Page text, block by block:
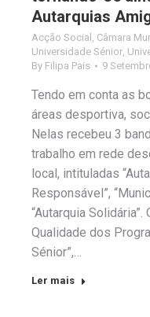
Autarquias
Acção Social , Câmara
Universidade Sénior,
By Filipa Pais 9
Tendo em conta as
áreas desportiva,
Nelas recebeu 3
trabalho em rede
local, intituladas
Responsável”,
“Autarquia
Qualidade dos
Sénior”,…
Ler mais